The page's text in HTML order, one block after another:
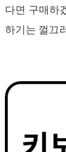
다면 구매하
하기는 껄끄